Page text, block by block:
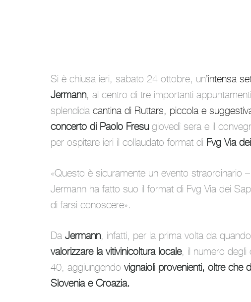
Si è chiusa ieri, sabato 24 ottobre, un’intensa
Jermann, al centro di tre importanti
splendida cantina di Ruttars, piccola e
concerto di Paolo Fresu giovedì sera e il
per ospitare ieri il collaudato format di Fvg Via
«Questo è sicuramente un evento straordinario
Jermann ha fatto suo il format di Fvg Via dei
di farsi conoscere».
Da Jermann, infatti, per la prima volta da
valorizzare la vitivinicoltura locale, il numero
40, aggiungendo vignaioli provenienti, oltre che
Slovenia e Croazia.